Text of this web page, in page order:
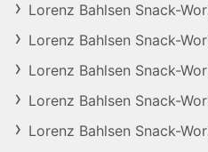
Lorenz Bahlsen Snack-
Lorenz Bahlsen Snack-
Lorenz Bahlsen Snack-
Lorenz Bahlsen Snack-
Lorenz Bahlsen Snack-